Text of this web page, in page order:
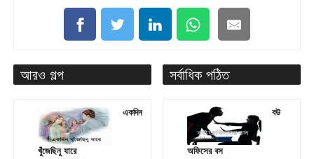
আরও গল্প
একদিন
খুঁজেছিনু যারে
সর্বাধিক পঠিত
বউ
অফিসের বস